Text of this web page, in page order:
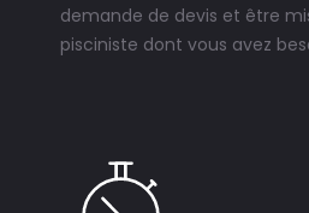
demande de devis et être
pisciniste dont vous avez